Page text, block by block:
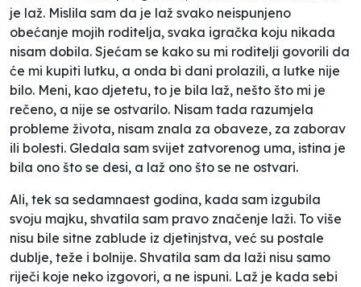
je laž. Mislila sam da je laž svako neispunjeno
obećanje mojih roditelja, svaka igračka koju nikada
nisam dobila. Sjećam se kako su mi roditelji govorili da
će mi kupiti lutku, a onda bi dani prolazili, a lutke nije
bilo. Meni, kao djetetu, to je bila laž, nešto što mi je
rečeno, a nije se ostvarilo. Nisam tada razumjela
probleme života, nisam znala za obaveze, za zaborav
ili bolesti. Gledala sam svijet zatvorenog uma, istina je
bila ono što se desi, a laž ono što se ne ostvari.
Ali, tek sa sedamnaest godina, kada sam izgubila
svoju majku, shvatila sam pravo značenje laži. To više
nisu bile sitne zablude iz djetinjstva, već su postale
dublje, teže i bolnije. Shvatila sam da laži nisu samo
riječi koje neko izgovori, a ne ispuni. Laž je kada sebi